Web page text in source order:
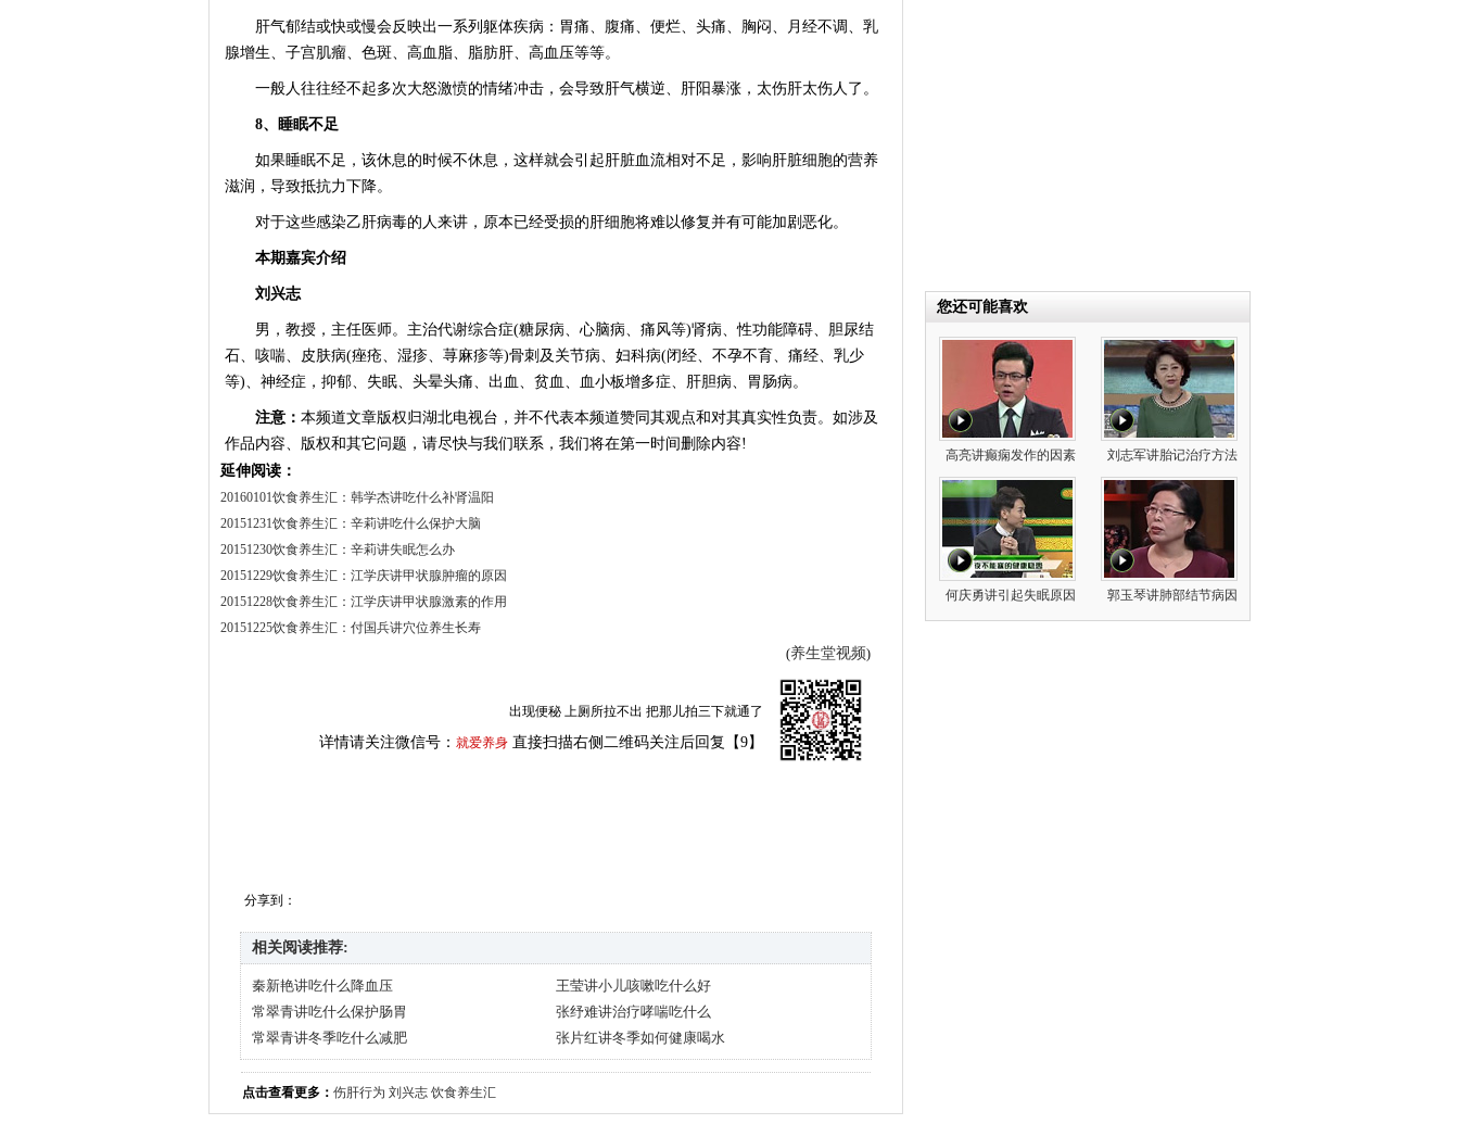
肝气郁结或快或慢会反映出一系列躯体疾病：胃痛、腹痛、便烂、头痛、胸闷、月经不调、乳
腺增生、子宫肌瘤、色斑、高血脂、脂肪肝、高血压等等。
一般人往往经不起多次大怒激愤的情绪冲击，会导致肝气横逆、肝阳暴涨，太伤肝太伤人了。
8、睡眠不足
如果睡眠不足，该休息的时候不休息，这样就会引起肝脏血流相对不足，影响肝脏细胞的营养
滋润，导致抵抗力下降。
对于这些感染乙肝病毒的人来讲，原本已经受损的肝细胞将难以修复并有可能加剧恶化。
本期嘉宾介绍
刘兴志
男，教授，主任医师。主治代谢综合症(糖尿病、心脑病、痛风等)肾病、性功能障碍、胆尿结
石、咳喘、皮肤病(痤疮、湿疹、荨麻疹等)骨刺及关节病、妇科病(闭经、不孕不育、痛经、乳少
等)、神经症，抑郁、失眠、头晕头痛、出血、贫血、血小板增多症、肝胆病、胃肠病。
注意： 本频道文章版权归湖北电视台，并不代表本频道赞同其观点和对其真实性负责。如涉及
作品内容、版权和其它问题，请尽快与我们联系，我们将在第一时间删除内容!
延伸阅读：
20160101饮食养生汇：韩学杰讲吃什么补肾温阳
20151231饮食养生汇：辛莉讲吃什么保护大脑
20151230饮食养生汇：辛莉讲失眠怎么办
20151229饮食养生汇：江学庆讲甲状腺肿瘤的原因
20151228饮食养生汇：江学庆讲甲状腺激素的作用
20151225饮食养生汇：付国兵讲穴位养生长寿
(养生堂视频)
出现便秘 上厕所拉不出 把那儿拍三下就通了
详情请关注微信号： 就爱养身 直接扫描右侧二维码关注后回复【9】
分享到：
相关阅读推荐:
秦新艳讲吃什么降血压
王莹讲小儿咳嗽吃什么好
常翠青讲吃什么保护肠胃
张纾难讲治疗哮喘吃什么
常翠青讲冬季吃什么减肥
张片红讲冬季如何健康喝水
点击查看更多： 伤肝行为 刘兴志 饮食养生汇
您还可能喜欢
高亮讲癫痫发作的因素 刘志军讲胎记治疗方法
何庆勇讲引起失眠原因 郭玉琴讲肺部结节病因